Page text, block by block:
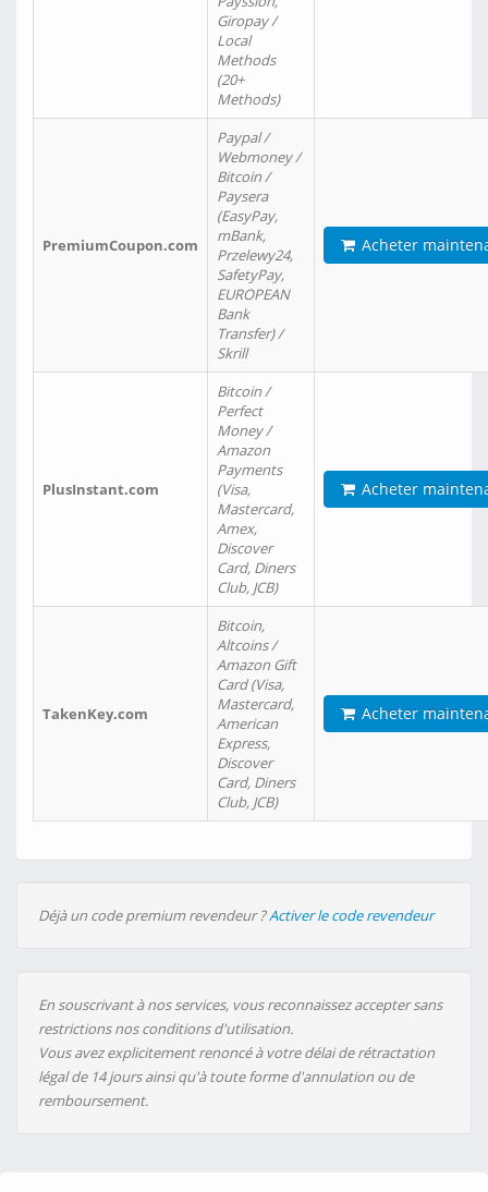
Giropay /
Local
Methods
(20+
Methods)
PremiumCoupon.com
Paypal /
Webmoney /
Bitcoin /
Paysera
(EasyPay,
mBank,
Przelewy24,
SafetyPay,
EUROPEAN
Bank
Transfer) /
Skrill
Acheter
PlusInstant.com
Bitcoin /
Perfect
Money /
Amazon
Payments
(Visa,
Mastercard,
Amex,
Discover
Card, Diners
Club, JCB)
Acheter
TakenKey.com
Bitcoin,
Altcoins /
Amazon Gift
Card (Visa,
Mastercard,
American
Express,
Discover
Card, Diners
Club, JCB)
Acheter
Déjà un code premium revendeur ?Activer le code revendeur
En souscrivant à nos services, vous reconnaissez accepter sans
restrictions nos conditions d'utilisation.
Vous avez explicitement renoncé à votre délai de rétractation
légal de 14 jours ainsi qu'à toute forme d'annulation ou de
remboursement.